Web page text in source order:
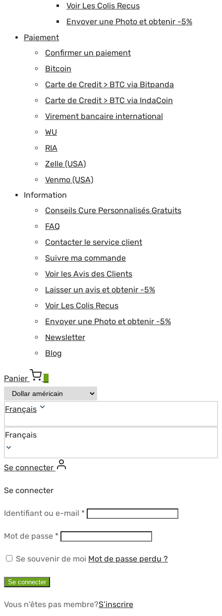
Voir Les Colis Recus
Envoyer une Photo et obtenir -5%
Paiement
Confirmer un paiement
Bitcoin
Carte de Credit > BTC via Bitpanda
Carte de Credit > BTC via IndaCoin
Virement bancaire international
WU
RIA
Zelle (USA)
Venmo (USA)
Information
Conseils Cure Personnalisés Gratuits
FAQ
Contacter le service client
Suivre ma commande
Voir les Avis des Clients
Laisser un avis et obtenir -5%
Voir Les Colis Recus
Envoyer une Photo et obtenir -5%
Newsletter
Blog
Panier
Français
Français
Se connecter
Se connecter
Identifiant ou e-mail *Obligatoire
Mot de passe *Obligatoire
Se souvenir de moi Mot de passe perdu ?
Se connecter
Vous n'êtes pas membre?S’inscrire